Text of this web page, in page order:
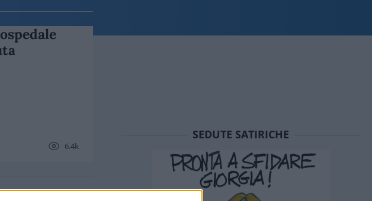
6.4k
SEDUTE SATIRICHE